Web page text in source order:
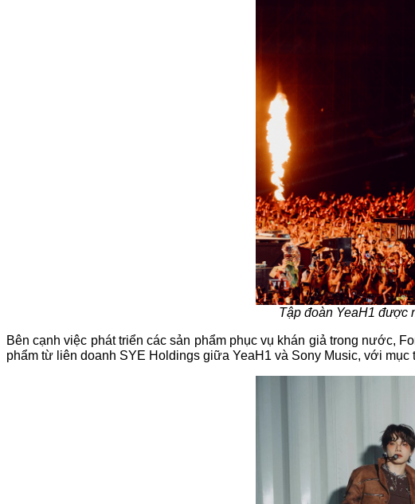
Tập đoàn YeaH1 được
Bên cạnh việc phát triển các sản phẩm phục vụ khán giả trong nước,
phẩm từ liên doanh SYE Holdings giữa YeaH1 và Sony Music, với mục